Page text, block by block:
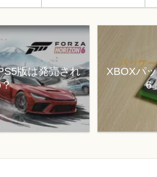
版は発売され
XBOXパ
6